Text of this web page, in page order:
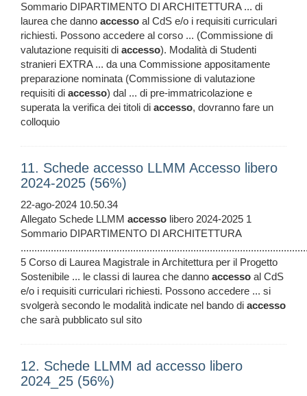
Sommario DIPARTIMENTO DI ARCHITETTURA ... di
laurea che danno accesso al CdS e/o i requisiti curriculari
richiesti. Possono accedere al corso ... (Commissione di
valutazione requisiti di accesso). Modalità di Studenti
stranieri EXTRA ... da una Commissione appositamente
preparazione nominata (Commissione di valutazione
requisiti di accesso) dal ... di pre-immatricolazione e
superata la verifica dei titoli di accesso, dovranno fare un
colloquio
11. Schede accesso LLMM Accesso libero
2024-2025 (56%)
22-ago-2024 10.50.34
Allegato Schede LLMM accesso libero 2024-2025 1
Sommario DIPARTIMENTO DI ARCHITETTURA
5 Corso di Laurea Magistrale in Architettura per il Progetto
Sostenibile ... le classi di laurea che danno accesso al CdS
e/o i requisiti curriculari richiesti. Possono accedere ... si
svolgerà secondo le modalità indicate nel bando di accesso
che sarà pubblicato sul sito
12. Schede LLMM ad accesso libero
2024_25 (56%)